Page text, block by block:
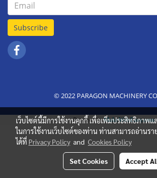
Subscribe
© 2022 PARAGON MACHINERY
Powered byMakeWebEasy.com
เว็บไซต์นี้มีการใช้งานคุกกี้ เพื่อเพิ่มประสิทธิภาพ
ในการใช้งานเว็บไซต์ของท่าน ท่านสามารถอ่านรา
ได้ที่ Privacy Policy and Cookies Policy
Set Cookies Accept